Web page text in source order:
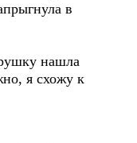
в
нашла
я схожу к